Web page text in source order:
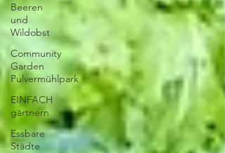
Beeren
und
Wildobst
Community
Garden
Pulvermühlpark
EINFACH
gärtnern
Essbare
Städte